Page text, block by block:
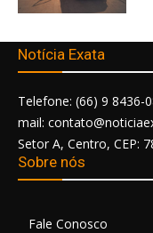
Notícia Exata
Telefone: (66) 9 8436-
mail:
Setor A, Centro, CEP:
Sobre nós
Fale Conosco